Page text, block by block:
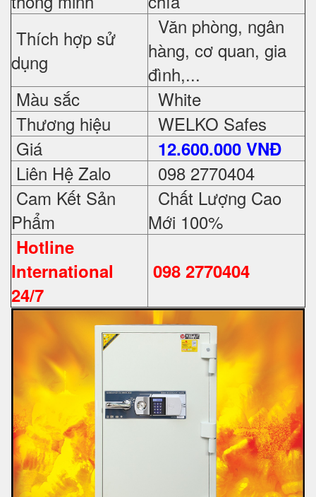
Thích hợp sử
dụng
Văn phòng, ngân
hàng, cơ quan, gia
đình,...
Màu sắc
White
Thương hiệu
WELKO Safes
Giá
12.600.000 VNĐ
Liên Hệ Zalo
098 2770404
Cam Kết Sản
Phẩm
Chất Lượng Cao
Mới 100%
Hotline
International
24/7
098 2770404